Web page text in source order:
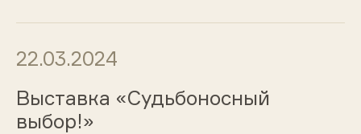
22.03.2024
Выставка «Судьбоносный
выбор!»